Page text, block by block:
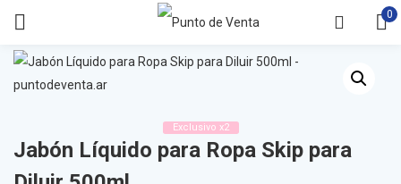
0
Exclusivo x2
Jabón Líquido para Ropa Skip para